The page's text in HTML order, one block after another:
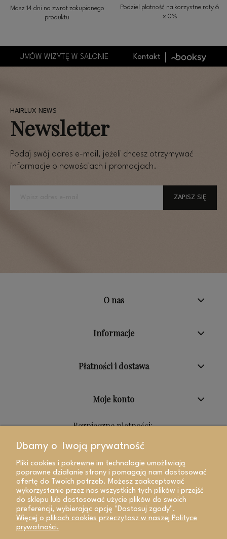
Masz 14 dni na zwrot zakupionego
produktu
Podziel płatność na korzystne raty 6
x 0%
UMÓW WIZYTĘ W SALONIE Kontakt
Newsletter
Podaj swój adres e-mail, jeżeli chcesz otrzymywać
informacje o nowościach i promocjach.
ZAPISZ SIĘ
O nas
Informacje
Płatności i dostawa
Moje konto
Bezpieczne płatności:
Dbamy o Twoją prywatność
Pliki cookies i pokrewne im technologie umożliwiają
poprawne działanie strony i pomagają nam dostosować
ofertę do Twoich potrzeb. Możesz zaakceptować
wykorzystanie przez nas wszystkich tych plików i przejść
do sklepu lub dostosować użycie plików do swoich
preferencji, wybierając opcję "Dostosuj zgody".
Więcej o plikach cookies przeczytasz w naszej Polityce
prywatności.